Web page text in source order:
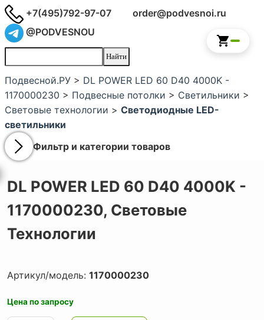
+7(495)792-97-07
order@podvesnoi.ru
@PODVESNOU
Подвесной.РУ > DL POWER LED 60 D40 4000K -
1170000230 > Подвесные потолки > Светильники >
Световые технологии > Светодиодные LED-
светильники
Фильтр и категории товаров
DL POWER LED 60 D40 4000K -
1170000230, Световые
Технологии
Артикул/модель: 1170000230
Цена по запросу